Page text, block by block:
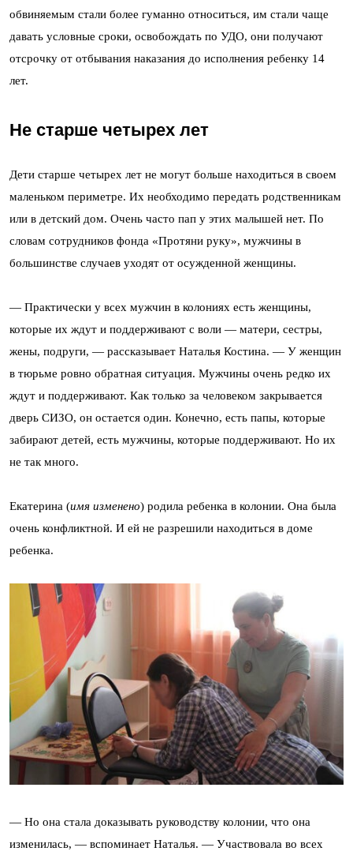
обвиняемым стали более гуманно относиться, им стали чаще
давать условные сроки, освобождать по УДО, они получают
отсрочку от отбывания наказания до исполнения ребенку 14
лет.
Не старше четырех лет
Дети старше четырех лет не могут больше находиться в своем
маленьком периметре. Их необходимо передать родственникам
или в детский дом. Очень часто пап у этих малышей нет. По
словам сотрудников фонда «Протяни руку», мужчины в
большинстве случаев уходят от осужденной женщины.
— Практически у всех мужчин в колониях есть женщины,
которые их ждут и поддерживают с воли — матери, сестры,
жены, подруги, — рассказывает Наталья Костина. — У женщин
в тюрьме ровно обратная ситуация. Мужчины очень редко их
ждут и поддерживают. Как только за человеком закрывается
дверь СИЗО, он остается один. Конечно, есть папы, которые
забирают детей, есть мужчины, которые поддерживают. Но их
не так много.
Екатерина (имя изменено) родила ребенка в колонии. Она была
очень конфликтной. И ей не разрешили находиться в доме
ребенка.
— Но она стала доказывать руководству колонии, что она
изменилась, — вспоминает Наталья. — Участвовала во всех